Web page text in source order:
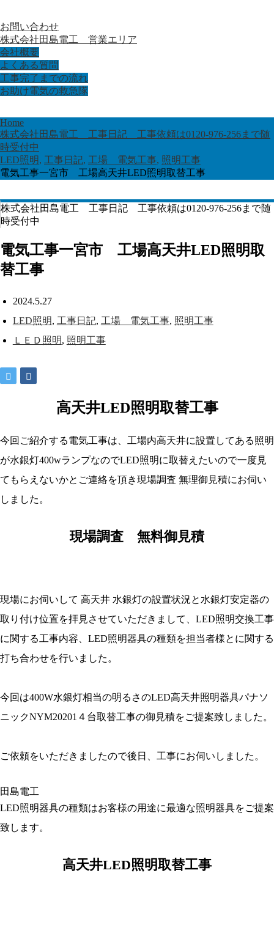
お問い合わせ
株式会社田島電工 営業エリア
会社概要
よくある質問
工事完了までの流れ
お助け電気の救急隊
Home
株式会社田島電工 工事日記 工事依頼は0120-976-256まで随
時受付中
LED照明, 工事日記, 工場 電気工事, 照明工事
電気工事一宮市 工場高天井LED照明取替工事
株式会社田島電工 工事日記 工事依頼は0120-976-256まで随
時受付中
電気工事一宮市 工場高天井LED照明取
替工事
2024.5.27
LED照明, 工事日記, 工場 電気工事, 照明工事
ＬＥＤ照明, 照明工事
高天井LED照明取替工事
今回ご紹介する電気工事は、工場内高天井に設置してある照明
が水銀灯400wランプなのでLED照明に取替えたいので一度見
てもらえないかとご連絡を頂き現場調査 無理御見積にお伺い
しました。
現場調査 無料御見積
現場にお伺いして 高天井 水銀灯の設置状況と水銀灯安定器の
取り付け位置を拝見させていただきまして、LED照明交換工事
に関する工事内容、LED照明器具の種類を担当者様とに関する
打ち合わせを行いました。
今回は400W水銀灯相当の明るさのLED高天井照明器具パナソ
ニックNYM20201４台取替工事の御見積をご提案致しました。
ご依頼をいただきましたので後日、工事にお伺いしました。
LED照明器具の種類はお客様の用途に最適な照明器具をご提案
致します。
高天井LED照明取替工事